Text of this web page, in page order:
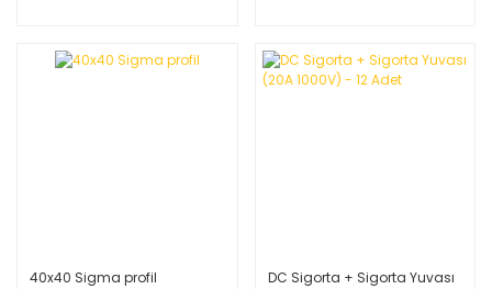
40x40 Sigma profil
DC Sigorta + Sigorta Yuvası